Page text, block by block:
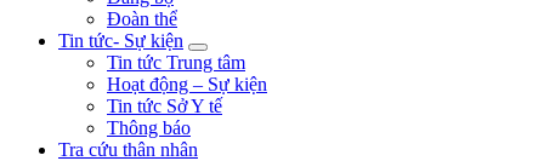
Đoàn thể
Tin tức- Sự kiện
Tin tức Trung tâm
Hoạt động – Sự kiện
Tin tức Sở Y tế
Thông báo
Tra cứu thân nhân